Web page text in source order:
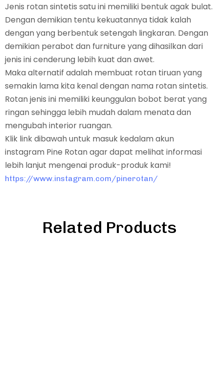
Jenis rotan sintetis satu ini memiliki bentuk agak bulat.
Dengan demikian tentu kekuatannya tidak kalah
dengan yang berbentuk setengah lingkaran. Dengan
demikian perabot dan furniture yang dihasilkan dari
jenis ini cenderung lebih kuat dan awet.
Maka alternatif adalah membuat rotan tiruan yang
semakin lama kita kenal dengan nama rotan sintetis.
Rotan jenis ini memiliki keunggulan bobot berat yang
ringan sehingga lebih mudah dalam menata dan
mengubah interior ruangan.
Klik link dibawah untuk masuk kedalam akun
instagram Pine Rotan agar dapat melihat informasi
lebih lanjut mengenai produk-produk kami!
https://www.instagram.com/pinerotan/
Related Products